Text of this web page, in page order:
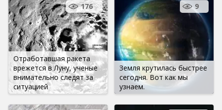
Отработавшая ракета
врежется в Луну, ученые
внимательно следят за
ситуацией
176
Земля крутилась быстрее
сегодня. Вот как мы
узнаем.
9